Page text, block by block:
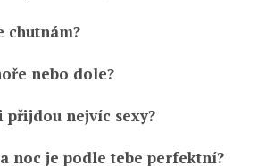
chutnám?
nebo dole?
přijdou nejvíc sexy?
noc je podle tebe perfektní?